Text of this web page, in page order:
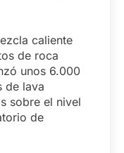
caliente
de roca
unos 6.000
de lava
sobre el nivel
de